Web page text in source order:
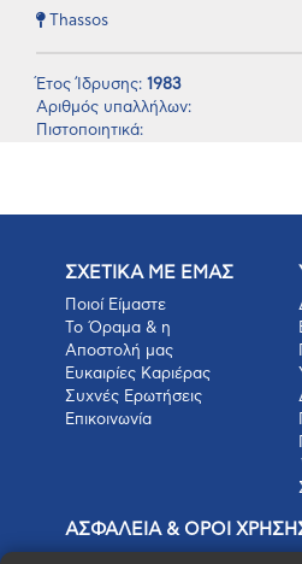
Thassos
Έτος Ίδρυσης: 1983
Αριθμός υπαλλήλων:
Πιστοποιητικά:
ΣΧΕΤΙΚΑ ΜΕ ΕΜΑΣ
Ποιοί Είμαστε
Το Όραμα & η
Αποστολή μας
Ευκαιρίες Καριέρας
Συχνές Ερωτήσεις
Επικοινωνία
ΑΣΦΑΛΕΙΑ & ΟΡΟΙ